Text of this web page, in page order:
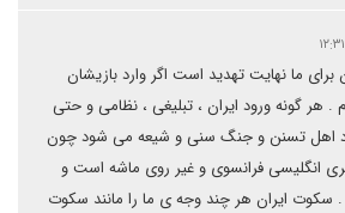
برای ما نهایت تهدید است اگر وارد بازیشان
هر گونه ورود ایران ، تبلیغی ، نظامی و حتی
اهل تسنن و جنگ سنی و شیعه می شود چون
انگلیسی فرانسوی و غیر روی ماشه است و
. سکوت ایران هر چند وجه ی ما را مانند سکوت